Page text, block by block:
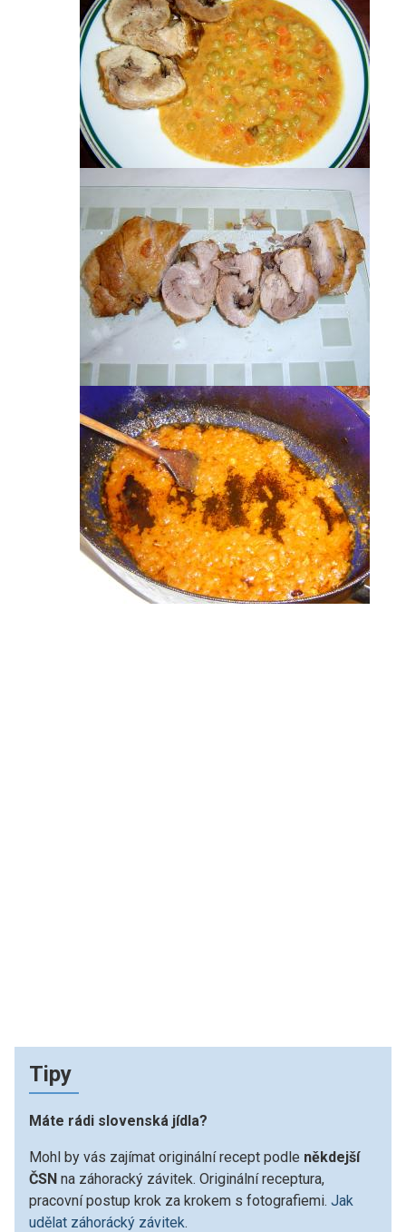
Tipy
Máte rádi slovenská jídla?
Mohl by vás zajímat originální recept podle někdejší
ČSN na záhoracký závitek. Originální receptura,
pracovní postup krok za krokem s fotografiemi. Jak
udělat záhorácký závitek.